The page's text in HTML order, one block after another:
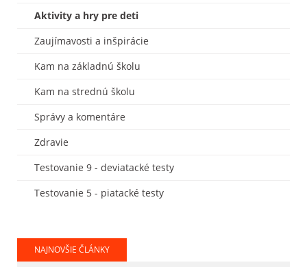
Aktivity a hry pre deti
Zaujímavosti a inšpirácie
Kam na základnú školu
Kam na strednú školu
Správy a komentáre
Zdravie
Testovanie 9 - deviatacké testy
Testovanie 5 - piatacké testy
NAJNOVŠIE ČLÁNKY